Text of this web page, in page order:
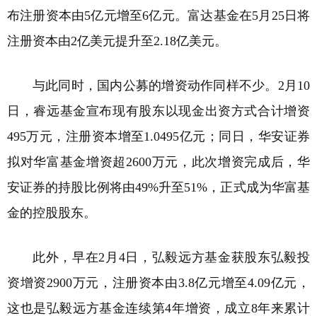
布注册资本由5亿元增至6亿元。富达基金在5月25日将
注册资本由2亿美元提升至2.18亿美元。
与此同时，国内公募的增资动作同样不少。2月10
日，睿远基金宣布现有股东以现金出资方式合计增资
495万元，注册资本增至1.0495亿元；同日，华安证券
拟对华富基金增资超2600万元，此次增资完成后，华
安证券的持股比例将由49%升至51%，正式成为华富基
金的控股股东。
此外，早在2月4日，弘毅远方基金获股东弘毅投
资增资2900万元，注册资本由3.8亿元增至4.09亿元，
这也是弘毅远方基金连续第4年增资，成立8年来累计